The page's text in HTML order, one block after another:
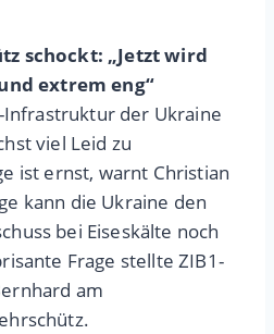
schockt: „Jetzt wird
extrem eng“
Infrastruktur der Ukraine
viel Leid zu
ist ernst, warnt Christian
kann die Ukraine den
bei Eiseskälte noch
Frage stellte ZIB1-
am